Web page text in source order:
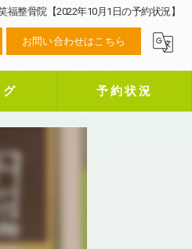
整骨院【2022年10月1日の予約状況】
お問い合わせはこちら
予約状況